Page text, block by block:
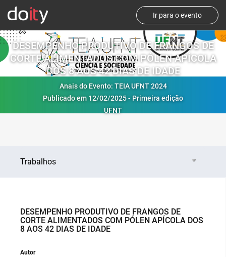
Ir para o evento
DESEMPENHO PRODUTIVO DE FRANGOS DE
CORTE ALIMENTADOS COM PÓLEN APÍCOLA
DOS 8 AOS 42 DIAS DE IDADE
Anais do Evento: TEIA UFNT 2024
Publicado em 12/02/2025 - Primeira edição
UFNT
Trabalhos
DESEMPENHO PRODUTIVO DE FRANGOS DE
CORTE ALIMENTADOS COM PÓLEN APÍCOLA DOS
8 AOS 42 DIAS DE IDADE
Autor